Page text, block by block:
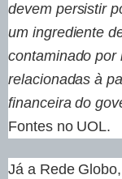
devem persistir
um ingrediente
contaminado por
relacionadas à
financeira do
Fontes no UOL.
Já a Rede